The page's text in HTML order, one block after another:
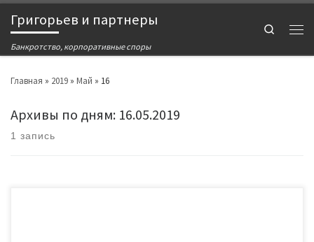
Григорьев и партнеры
Банкротство, корпоративные споры
Search
Главная » 2019 » Май » 16
Архивы по дням: 16.05.2019
1 запись